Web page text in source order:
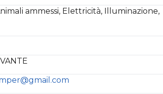
ammessi, Elettricità, Illuminazione,